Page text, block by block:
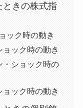
ときの株式指
ック時の動き
ック時の動き
・ショック時の
ック時の動き